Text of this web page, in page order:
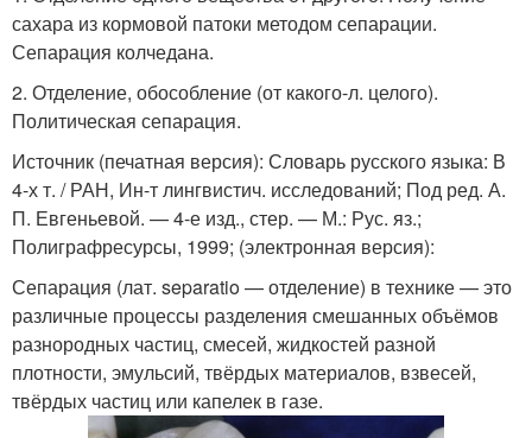
сахара из кормовой патоки методом сепарации.
Сепарация колчедана.
2. Отделение, обособление (от какого-л. целого).
Политическая сепарация.
Источник (печатная версия): Словарь русского языка: В
4-х т. / РАН, Ин-т лингвистич. исследований; Под ред. А.
П. Евгеньевой. — 4-е изд., стер. — М.: Рус. яз.;
Полиграфресурсы, 1999; (электронная версия):
Сепарация (лат. separatio — отделение) в технике — это
различные процессы разделения смешанных объёмов
разнородных частиц, смесей, жидкостей разной
плотности, эмульсий, твёрдых материалов, взвесей,
твёрдых частиц или капелек в газе.